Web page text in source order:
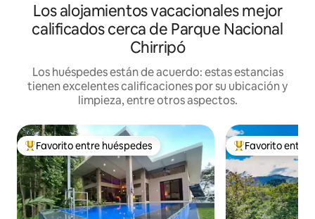
Los alojamientos vacacionales mejor
calificados cerca de Parque Nacional
Chirripó
Los huéspedes están de acuerdo: estas estancias
tienen excelentes calificaciones por su ubicación y
limpieza, entre otros aspectos.
De los mejores en Favorito entre huéspedes
Favorito entre huéspedes De los mejores
Favorito entre